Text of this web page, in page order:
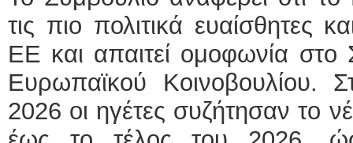
τις πιο πολιτικά ευαίσθητες
ΕΕ και απαιτεί ομοφωνία στο
Ευρωπαϊκού Κοινοβουλίου.
2026 οι ηγέτες συζήτησαν το